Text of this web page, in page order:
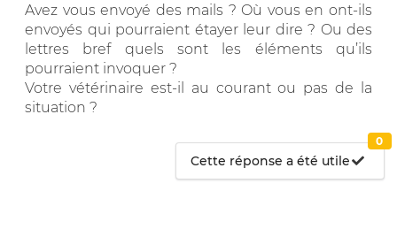
Avez vous envoyé des mails ? Où vous en ont-ils
envoyés qui pourraient étayer leur dire ? Ou des
lettres bref quels sont les éléments qu’ils
pourraient invoquer ?
Votre vétérinaire est-il au courant ou pas de la
situation ?
Cette réponse a été utile
0